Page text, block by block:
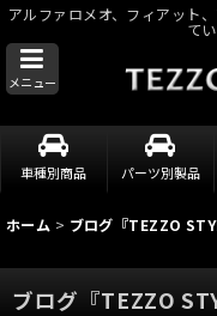
アルファロメオ、フィアット
て
メニュー
車種別商品 パーツ別製品
ホーム > ブログ『TEZZO
ブログ『TEZZO